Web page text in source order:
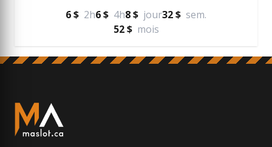
6 $ 2h6 $ 4h8 $ jour32 $ sem.
52 $ mois